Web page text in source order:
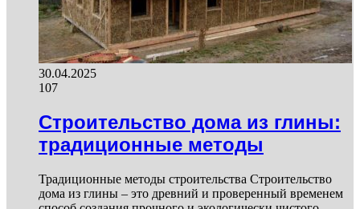
30.04.2025
107
Строительство дома из глины:
традиционные методы
Традиционные методы строительства Строительство
дома из глины – это древний и проверенный временем